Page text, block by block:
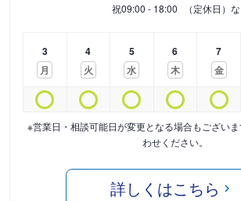
祝09:00 - 18:00 （定休日）
3
月
4
火
5
水
6
木
7
金
※営業日・相談可能日が変更となる場合もござい
わせください。
詳しくはこちら